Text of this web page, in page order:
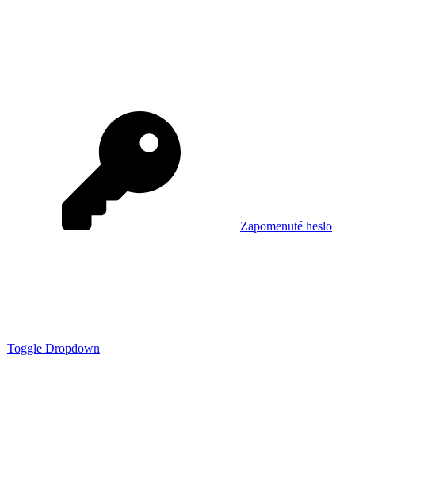
Zapomenuté heslo
Toggle Dropdown